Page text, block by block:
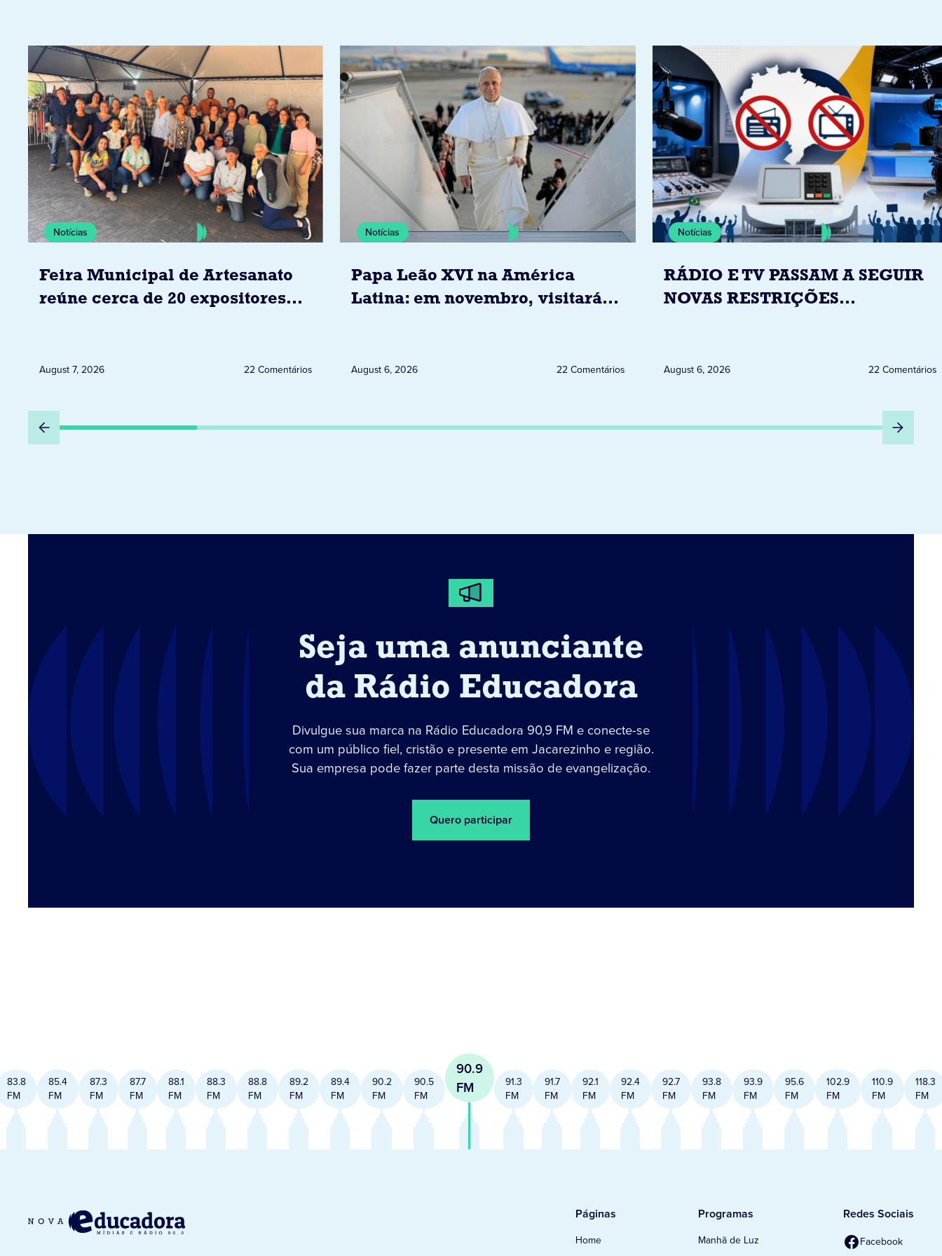
Notícias
Feira Municipal de Artesanato
reúne cerca de 20 expositores
August 7, 2026 22 Comentários
Notícias
Papa Leão XVI na América
Latina: em novembro, visitará
August 6, 2026 22 Comentários
Notícias
RÁDIO E TV PASSAM A SEGUIR
NOVAS RESTRIÇÕES
August 6, 2026 22 Comentários
Seja uma anunciante
da Rádio Educadora
Divulgue sua marca na Rádio Educadora 90,9 FM e conecte-se
com um público fiel, cristão e presente em Jacarezinho e região.
Sua empresa pode fazer parte desta missão de evangelização.
Quero participar
83.8
FM
85.4
FM
87.3
FM
87.7
FM
88.1
FM
88.3
FM
88.8
FM
89.2
FM
89.4
FM
90.2
FM
90.5
FM
90.9
FM
91.3
FM
91.7
FM
92.1
FM
92.4
FM
92.7
FM
93.8
FM
93.9
FM
95.6
FM
102.9
FM
110.9
FM
118.3
FM
Páginas
Home
Programas
Manhã de Luz
Redes Sociais
Facebook